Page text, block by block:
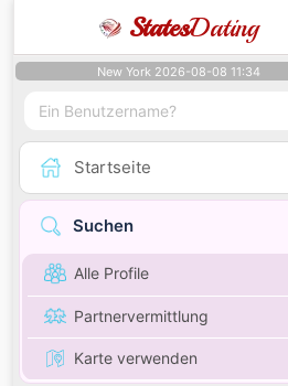
StatesDating
New York 2026-08-08 11:34
Startseite
Suchen
Alle Profile
Partnervermittlung
Karte verwenden